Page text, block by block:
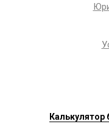
Калькулятор